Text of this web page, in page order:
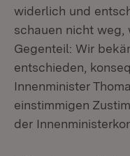
widerlich und
schauen nicht weg,
Gegenteil: Wir
entschieden,
Innenminister
einstimmigen
der